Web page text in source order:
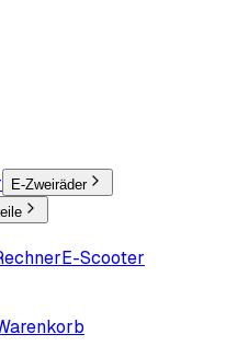
E-Zweiräder
E-Scooter